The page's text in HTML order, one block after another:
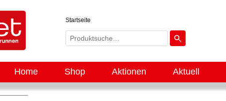
Startseite
Home Shop Aktionen Aktuell